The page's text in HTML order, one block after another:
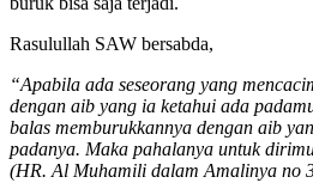
Rasulullah SAW bersabda,
“Apabila ada seseorang yang
dengan aib yang ia ketahui ada
balas memburukkannya dengan aib
padanya. Maka pahalanya untuk
(HR. Al Muhamili dalam Amalinya no